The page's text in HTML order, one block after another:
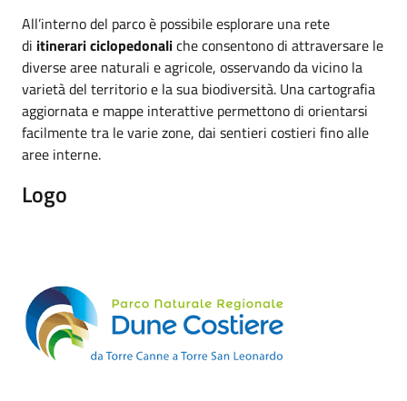
All’interno del parco è possibile esplorare una rete
di itinerari ciclopedonaliche consentono di attraversare le
diverse aree naturali e agricole, osservando da vicino la
varietà del territorio e la sua biodiversità. Una cartografia
aggiornata e mappe interattive permettono di orientarsi
facilmente tra le varie zone, dai sentieri costieri fino alle
aree interne.
Logo